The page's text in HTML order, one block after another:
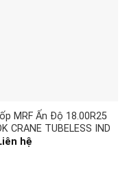
MRF Ấn Độ 18.00R25
CRANE TUBELESS IND
hệ